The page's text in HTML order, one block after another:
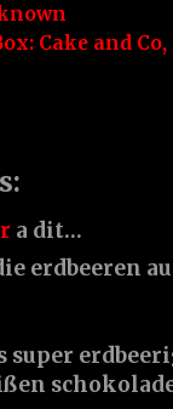
Cake and Co,
a dit…
erdbeeren
super